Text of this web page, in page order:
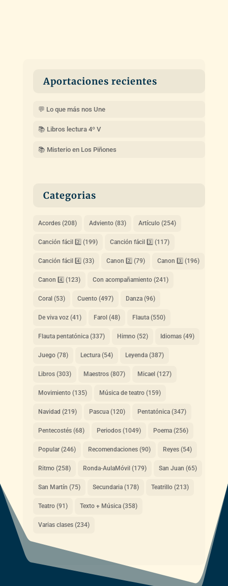
Aportaciones recientes
💬 Lo que más nos Une
📚 Libros lectura 4º V
📚 Misterio en Los Piñones
Categorias
Acordes(208) Adviento(83) Artículo(254)
Canción fácil 2️⃣ (199) Canción fácil 3️⃣ (117)
Canción fácil 4️⃣ (33) Canon 2️⃣ (79) Canon 3️⃣ (196)
Canon 4️⃣ (123) Con acompañamiento(241)
Coral(53) Cuento(497) Danza(96)
De viva voz(41) Farol(48) Flauta(550)
Flauta pentatónica(337) Himno(52) Idiomas(49)
Juego(78) Lectura(54) Leyenda(387)
Libros(303) Maestros(807) Micael(127)
Movimiento(135) Música de teatro(159)
Navidad (219) Pascua(120) Pentatónica(347)
Pentecostés(68) Periodos(1049) Poema(256)
Popular(246) Recomendaciones(90) Reyes(54)
Ritmo(258) Ronda-AulaMóvil(179) San Juan (65)
San Martín (75) Secundaria(178) Teatrillo(213)
Teatro(91) Texto + Música(358)
Varias clases(234)